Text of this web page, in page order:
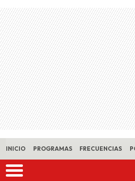
Skip to main content
INICIO PROGRAMAS FRECUENCIAS